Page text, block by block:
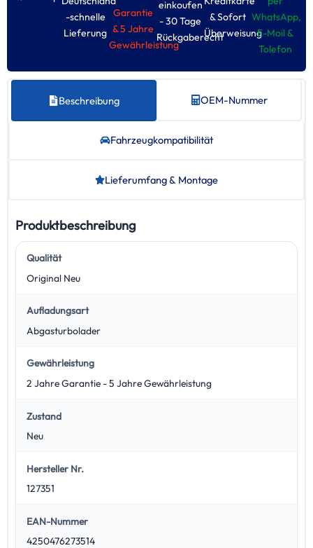
-schnelle
Lieferung
Garantie
& 5 Jahre
Gewährleistung
einkoufen
- 30 Tage
Rückgaberecht
& Sofort
Überweisung
WhatsApp,
E-Moil &
Tolefon
Beschreibung OEM-Nummer
Fahrzeug­kompatibilität
Lieferumfang & Montage
Produktbeschreibung
Qualität
Original Neu
Aufladungsart
Abgasturbolader
Gewährleistung
2 Jahre Garantie - 5 Jahre Gewährleistung
Zustand
Neu
Hersteller Nr.
127351
EAN-Nummer
4250476273514